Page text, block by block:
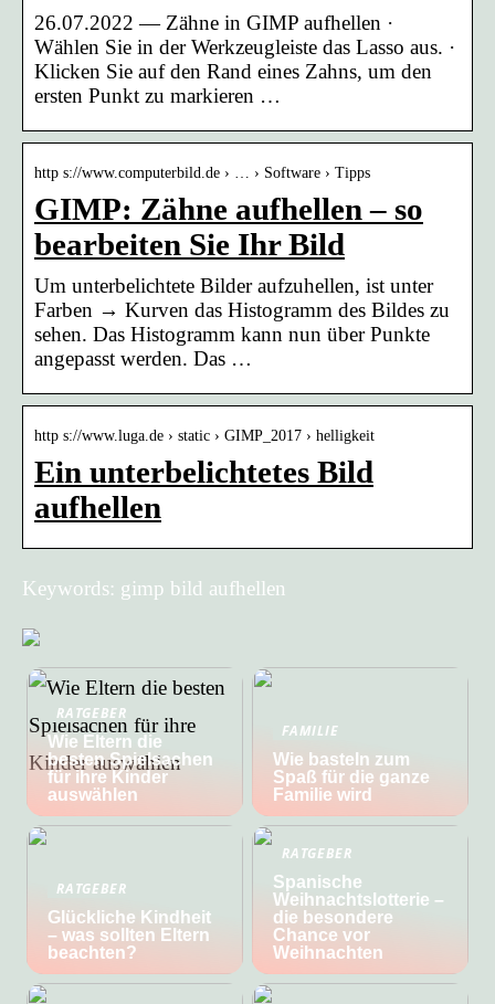
26.07.2022 — Zähne in GIMP aufhellen ·
Wählen Sie in der Werkzeugleiste das Lasso aus. ·
Klicken Sie auf den Rand eines Zahns, um den
ersten Punkt zu markieren …
http s://www.computerbild.de › … › Software › Tipps
GIMP: Zähne aufhellen – so
bearbeiten Sie Ihr Bild
Um unterbelichtete Bilder aufzuhellen, ist unter
Farben → Kurven das Histogramm des Bildes zu
sehen. Das Histogramm kann nun über Punkte
angepasst werden. Das …
http s://www.luga.de › static › GIMP_2017 › helligkeit
Ein unterbelichtetes Bild
aufhellen
Keywords: gimp bild aufhellen
RATGEBER
Wie Eltern die
besten Spielsachen
für ihre Kinder
auswählen
FAMILIE
Wie basteln zum
Spaß für die ganze
Familie wird
RATGEBER
Glückliche Kindheit
– was sollten Eltern
beachten?
RATGEBER
Spanische
Weihnachtslotterie –
die besondere
Chance vor
Weihnachten